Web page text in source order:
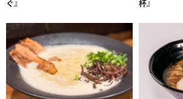
ぐ』
杯』